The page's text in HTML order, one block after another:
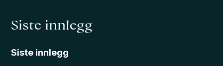
Siste innlegg
Siste innlegg